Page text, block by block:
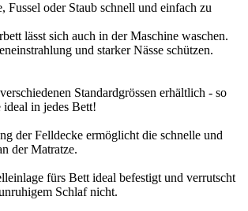
Fussel oder Staub schnell und einfach zu
lässt sich auch in der Maschine waschen.
und starker Nässe schützen.
Standardgrössen erhältlich - so
ideal in jedes Bett!
der Felldecke ermöglicht die schnelle und
der Matratze.
fürs Bett ideal befestigt und verrutscht
Schlaf nicht.